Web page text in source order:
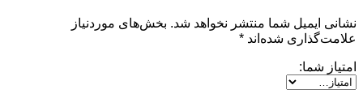
نشانی ایمیل شما منتشر نخواهد شد. بخش‌های موردنیاز
علامت‌گذاری شده‌اند *
امتیاز شما: